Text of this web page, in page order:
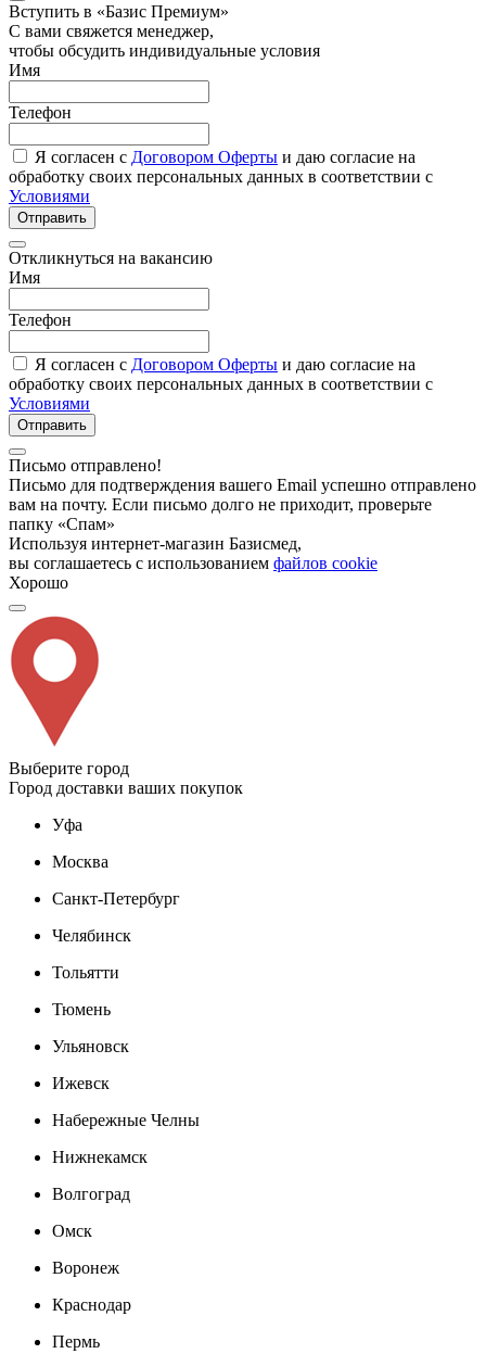
Вступить в «Базис Премиум»
С вами свяжется менеджер,
чтобы обсудить индивидуальные условия
Имя
Телефон
Я согласен с Договором Оферты и даю согласие на
обработку своих персональных данных в соответствии с
Условиями
Отправить
Откликнуться на вакансию
Имя
Телефон
Я согласен с Договором Оферты и даю согласие на
обработку своих персональных данных в соответствии с
Условиями
Отправить
Письмо отправлено!
Письмо для подтверждения вашего Email успешно отправлено
вам на почту. Если письмо долго не приходит, проверьте
папку «Спам»
Используя интернет-магазин Базисмед,
вы соглашаетесь с использованием файлов cookie
Хорошо
Выберите город
Город доставки ваших покупок
Уфа
Москва
Санкт-Петербург
Челябинск
Тольятти
Тюмень
Ульяновск
Ижевск
Набережные Челны
Нижнекамск
Волгоград
Омск
Воронеж
Краснодар
Пермь